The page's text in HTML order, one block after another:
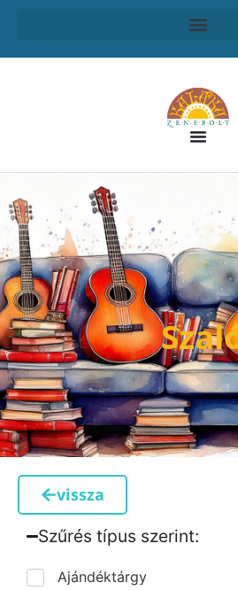
vissza
Szűrés típus szerint:​
Ajándéktárgy